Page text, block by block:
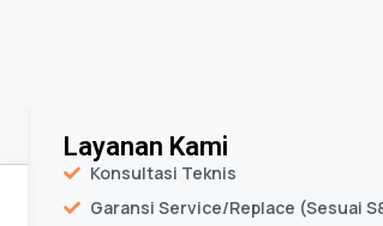
Layanan Kami
Konsultasi Teknis
Garansi Service/Replace (Sesuai